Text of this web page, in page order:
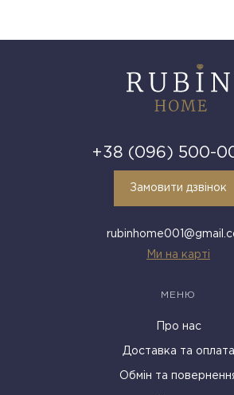
+38 (096) 500-
Замовити дзвінок
Ми на карті
МЕНЮ
Про нас
Доставка та оплата
Обмін та